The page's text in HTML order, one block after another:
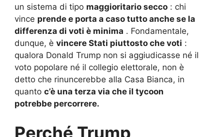
un sistema di tipo maggioritario secco : chi
vince prende e porta a caso tutto anche se la
differenza di voti è minima . Fondamentale,
dunque, è vincere Stati piuttosto che voti :
qualora Donald Trump non si aggiudicasse né il
voto popolare né il collegio elettorale, non è
detto che rinuncerebbe alla Casa Bianca, in
quanto c’è una terza via che il tycoon
potrebbe percorrere.
Perché Trump